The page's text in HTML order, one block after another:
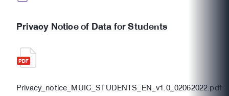
Privacy Notice of Data for Students
Privacy_notice_MUIC_STUDENTS_EN_v1.0_02062022.pdf